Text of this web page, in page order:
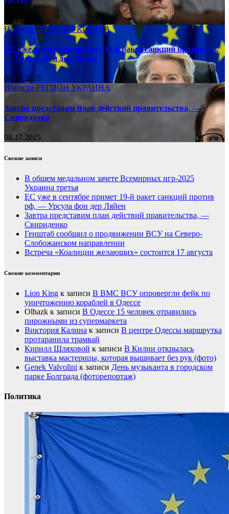
08.17.2025
НовостиРЕГИОНУКРАИНА
ЕС уже в сентябре примет 19-й ракет санкций против рф,
— Урсула фон дер Ляйен
08.17.2025
Новости РЕГИОН УКРАИНА
Завтра представим план действий правительства, —
Свириденко
08.17.2025
Свежие записи
В общем медальном зачете Всемирных игр-2025
Украина третья
ЕС уже в сентябре примет 19-й ракет санкций против
рф, — Урсула фон дер Ляйен
Завтра представим план действий правительства, —
Свириденко
Генштаб сообщил о продвижении ВСУ на Северо-
Слобожанском направлении
Встреча «Коалиции желающих» состоится 17 августа
Свежие комментарии
Lion King к записи В ВМС ВСУ опровергли фейк по
уничтожению кораблей в Одессе
Olhazk к записи В Одессе 15 человек отравились
пирожными из супермаркета
Виктория Калина к записи В центре Одессы маршрутка
протаранила трамвай
Кирилл Шляховой к записи В Килии открылась
выставка мастерицы, которая вышивает без рук (фото)
Genek Valvolini к записи День музыканта в городском
парке Болграда (фоторепортаж)
Политика